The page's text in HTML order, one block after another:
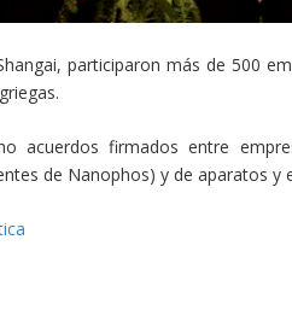
participaron más de 500
acuerdos firmados entre
de Nanophos) y de aparatos y